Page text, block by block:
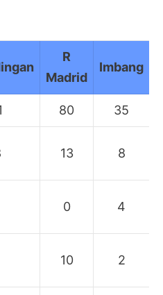
R
Madrid
Imbang
80 35
13 8
0 4
10 2